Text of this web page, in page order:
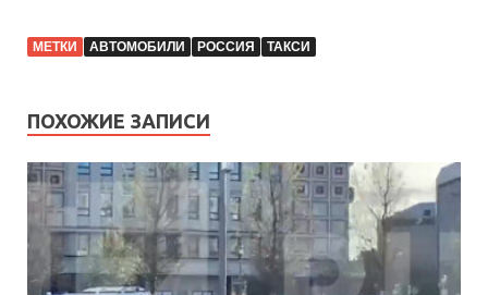
МЕТКИ АВТОМОБИЛИ РОССИЯ ТАКСИ
ПОХОЖИЕ ЗАПИСИ